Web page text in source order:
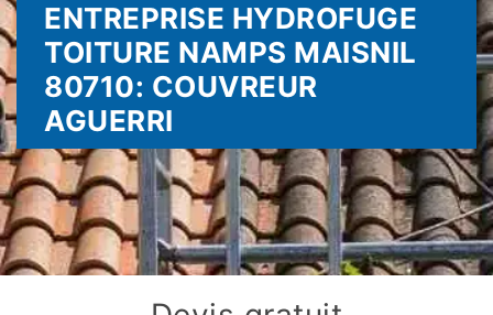
ENTREPRISE HYDROFUGE
TOITURE NAMPS MAISNIL
80710: COUVREUR
AGUERRI